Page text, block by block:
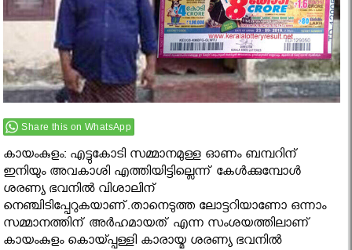
Share this on WhatsApp
കായംകുളം: എട്ടുകോടി സമ്മാനമുള്ള ഓണം ബമ്പറിന്
ഇനിയും അവകാശി എത്തിയിട്ടില്ലെന്ന് കേള്‍ക്കുമ്പോള്‍
ശരണ്യ ഭവനില്‍ വിശാലിന്
നെഞ്ചിടിപ്പേറുകയാണ്.താനെടുത്ത ലോട്ടറിയാണോ ഒന്നാം
സമ്മാനത്തിന് അര്‍ഹമായത് എന്ന സംശയത്തിലാണ്
കായംകുളം കൊയ്പ്പള്ളി കാരായ്മ ശരണ്യ ഭവനില്‍